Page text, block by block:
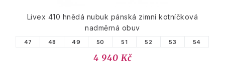
Livex 410 hnědá nubuk pánská zimní kotníčková
nadměrná obuv
47 48 49 50 51 52 53 54
4 940 Kč